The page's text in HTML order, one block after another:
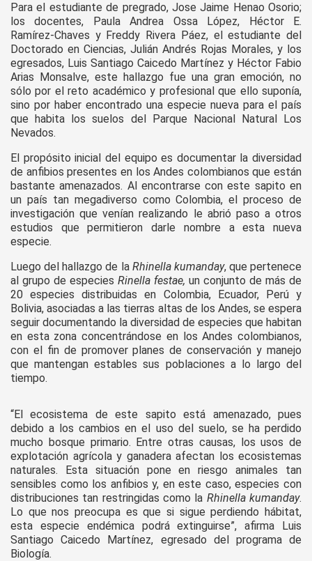
Para el estudiante de pregrado, Jose Jaime Henao Osorio;
los docentes, Paula Andrea Ossa López, Héctor E.
Ramírez-Chaves y Freddy Rivera Páez, el estudiante del
Doctorado en Ciencias, Julián Andrés Rojas Morales, y los
egresados, Luis Santiago Caicedo Martínez y Héctor Fabio
Arias Monsalve, este hallazgo fue una gran emoción, no
sólo por el reto académico y profesional que ello suponía,
sino por haber encontrado una especie nueva para el país
que habita los suelos del Parque Nacional Natural Los
Nevados.
El propósito inicial del equipo es documentar la diversidad
de anfibios presentes en los Andes colombianos que están
bastante amenazados. Al encontrarse con este sapito en
un país tan megadiverso como Colombia, el proceso de
investigación que venían realizando le abrió paso a otros
estudios que permitieron darle nombre a esta nueva
especie.
Luego del hallazgo de la Rhinella kumanday, que pertenece
al grupo de especies Rinella festae, un conjunto de más de
20 especies distribuidas en Colombia, Ecuador, Perú y
Bolivia, asociadas a las tierras altas de los Andes, se espera
seguir documentando la diversidad de especies que habitan
en esta zona concentrándose en los Andes colombianos,
con el fin de promover planes de conservación y manejo
que mantengan estables sus poblaciones a lo largo del
tiempo.
“El ecosistema de este sapito está amenazado, pues
debido a los cambios en el uso del suelo, se ha perdido
mucho bosque primario. Entre otras causas, los usos de
explotación agrícola y ganadera afectan los ecosistemas
naturales. Esta situación pone en riesgo animales tan
sensibles como los anfibios y, en este caso, especies con
distribuciones tan restringidas como la Rhinella kumanday.
Lo que nos preocupa es que si sigue perdiendo hábitat,
esta especie endémica podrá extinguirse”, afirma Luis
Santiago Caicedo Martínez, egresado del programa de
Biología.